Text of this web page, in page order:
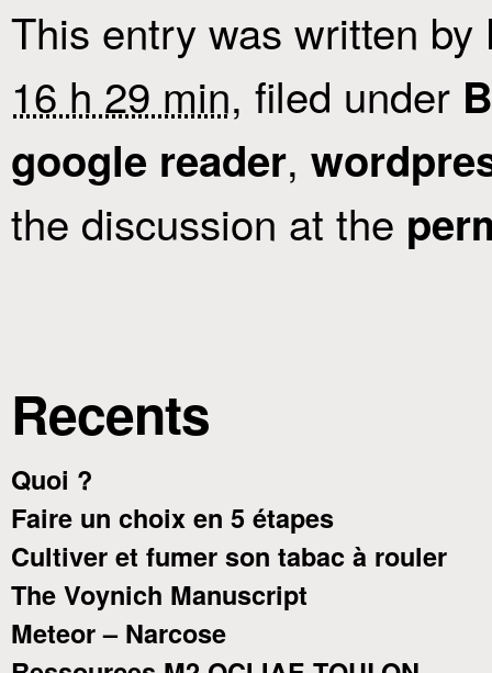
This entry was written by
16 h 29 min, filed under
google reader,
the discussion at the
Recents
Quoi ?
Faire un choix en 5 étapes
Cultiver et fumer son tabac à rouler
The Voynich Manuscript
Meteor – Narcose